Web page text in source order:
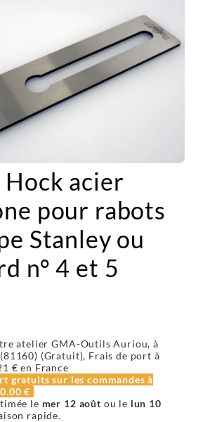
Hock acier
pour rabots
Stanley ou
n° 4 et 5
atelier GMA-Outils Auriou, à
(Gratuit), Frais de port à
€ en France
gratuits sur les commandes à
€
le mer 12 août ou le lun 10
rapide.